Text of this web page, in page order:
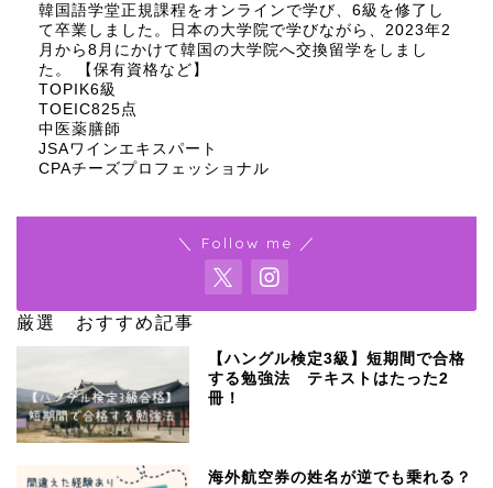
韓国語学堂正規課程をオンラインで学び、6級を修了し
て卒業しました。日本の大学院で学びながら、2023年2
月から8月にかけて韓国の大学院へ交換留学をしまし
た。 【保有資格など】
TOPIK6級
TOEIC825点
中医薬膳師
JSAワインエキスパート
CPAチーズプロフェッショナル
＼ Follow me ／
厳選 おすすめ記事
【ハングル検定3級】短期間で合格
する勉強法 テキストはたった2
冊！
海外航空券の姓名が逆でも乗れる？